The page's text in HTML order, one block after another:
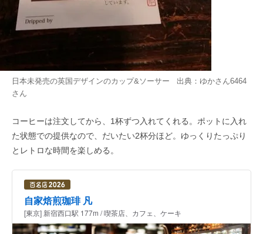
日本未発売の英国デザインのカップ&ソーサー 出典： ゆかさん6464
さん
コーヒーは注文してから、1杯ずつ入れてくれる。ポットに入れ
た状態での提供なので、だいたい2杯分ほど。ゆっくりたっぷり
とレトロな時間を楽しめる。
自家焙煎珈琲 凡
[東京] 新宿西口駅 177m / 喫茶店、カフェ、ケーキ